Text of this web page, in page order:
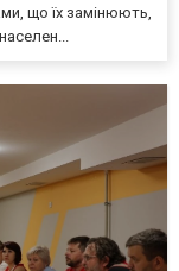
що їх замінюють,